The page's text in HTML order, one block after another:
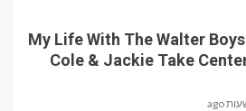
My Life With The Walter
Cole & Jackie Take